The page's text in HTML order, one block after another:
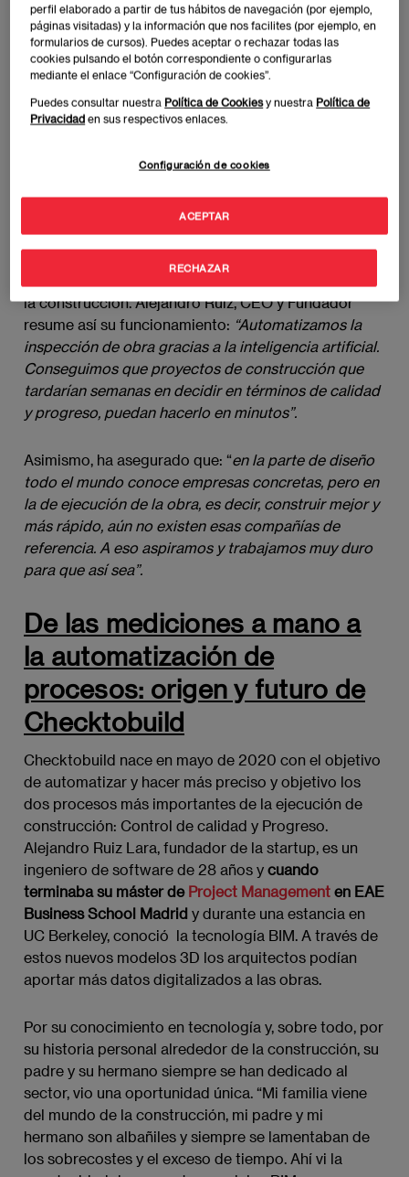
con 20.000 euros a fondo perdido y el acceso a un
programa de aceleración personalizado.
La empresa representará a España en la final de los
Global eAwards, donde elpróximo 26 de octubre
competirá con los ganadores de otros 14 países
euros adicionales, además de un programa intensivo
la construcción. Alejandro Ruiz, CEO y Fundador
resume así su funcionamiento: “Automatizamos la
inspección de obra gracias a la inteligencia artificial.
Conseguimos que proyectos de construcción que
tardarían semanas en decidir en términos de calidad
y progreso, puedan hacerlo en minutos”.
Asimismo, ha asegurado que: “en la parte de diseño
todo el mundo conoce empresas concretas, pero en
la de ejecución de la obra, es decir, construir mejor y
más rápido, aún no existen esas compañías de
referencia. A eso aspiramos y trabajamos muy duro
para que así sea”.
De las mediciones a mano a
la automatización de
procesos: origen y futuro de
Checktobuild
Checktobuild nace en mayo de 2020 con el objetivo
de automatizar y hacer más preciso y objetivo los
dos procesos más importantes de la ejecución de
construcción: Control de calidad y Progreso.
Alejandro Ruiz Lara, fundador de la startup, es un
ingeniero de software de 28 años y cuando
terminaba su máster de Project Management en EAE
Business School Madrid y durante una estancia en
UC Berkeley, conoció la tecnología BIM. A través de
estos nuevos modelos 3D los arquitectos podían
aportar más datos digitalizados a las obras.
Por su conocimiento en tecnología y, sobre todo, por
su historia personal alrededor de la construcción, su
padre y su hermano siempre se han dedicado al
sector, vio una oportunidad única. “Mi familia viene
del mundo de la construcción, mi padre y mi
hermano son albañiles y siempre se lamentaban de
los sobrecostes y el exceso de tiempo. Ahí vi la
perfil elaborado a partir de tus hábitos de navegación (por ejemplo,
páginas visitadas) y la información que nos facilites (por ejemplo, en
formularios de cursos). Puedes aceptar o rechazar todas las
cookies pulsando el botón correspondiente o configurarlas
mediante el enlace “Configuración de cookies”.
Puedes consultar nuestra Política de Cookiesy nuestra Política de
Privacidad en sus respectivos enlaces.
Configuración de cookies
RECHAZAR
ACEPTAR